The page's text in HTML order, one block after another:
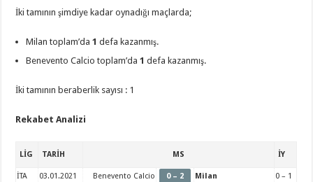
İki tamının şimdiye kadar oynadığı maçlarda;
Milan toplam’da1 defa kazanmış.
Benevento Calcio toplam’da1 defa kazanmış.
İki tamının beraberlik sayısı : 1
Rekabet Analizi
LİG TARİH MS İY
İTA 03.01.2021 Benevento Calcio 0 – 2 Milan
0 – 1